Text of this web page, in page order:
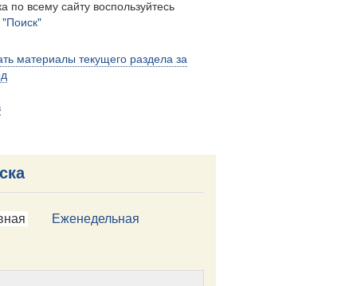
по всему сайту воспользуйтесь
"Поиск"
материалы текущего раздела за
Еженедельная